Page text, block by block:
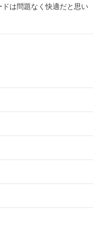
は問題なく快適だと思い